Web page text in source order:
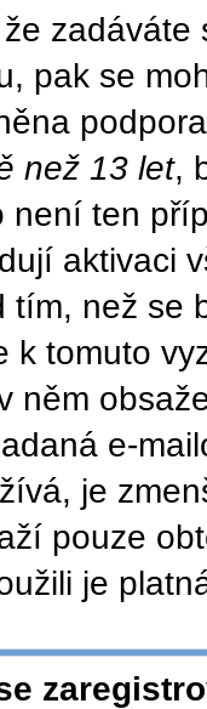
pak se
než 13 let,
není ten
aktivaci
tím, než se
k tomuto
něm
e-
je
pouze
je